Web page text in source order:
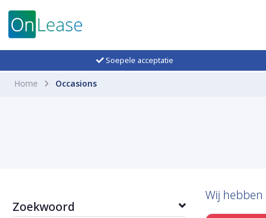
Soepele acceptatie
Home Occasions
Zoekwoord
Wij hebben